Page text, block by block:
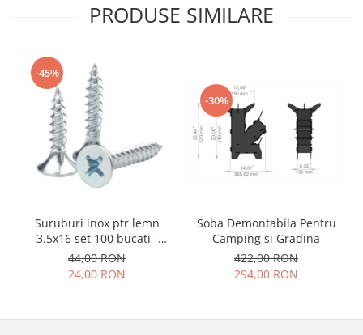
PRODUSE SIMILARE
-45%
Suruburi inox ptr lemn
3.5x16 set 100 bucati -
pentru prindere lamele pe
glisiere din aluminiu
44,00 RON
24,00 RON
-30%
Soba Demontabila Pentru
Camping si Gradina
422,00 RON
294,00 RON